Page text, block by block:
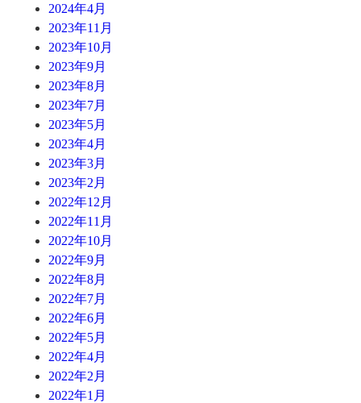
2024年4月
2023年11月
2023年10月
2023年9月
2023年8月
2023年7月
2023年5月
2023年4月
2023年3月
2023年2月
2022年12月
2022年11月
2022年10月
2022年9月
2022年8月
2022年7月
2022年6月
2022年5月
2022年4月
2022年2月
2022年1月